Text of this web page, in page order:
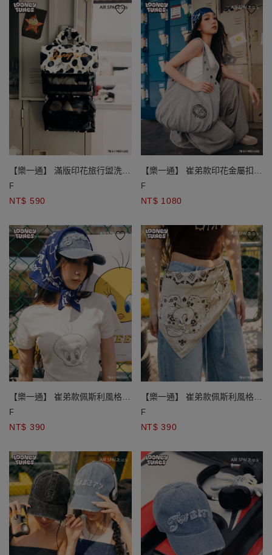
【樂一通】 滿版印花旅行盥洗收
納包
F
NT$ 590
【樂一通】 崔弟款印花金屬扣眼
裝飾流浪包
F
NT$ 1080
【樂一通】 崔弟款佩斯利風格絲
巾
F
NT$ 390
【樂一通】 崔弟款佩斯利風格絲
巾
F
NT$ 390